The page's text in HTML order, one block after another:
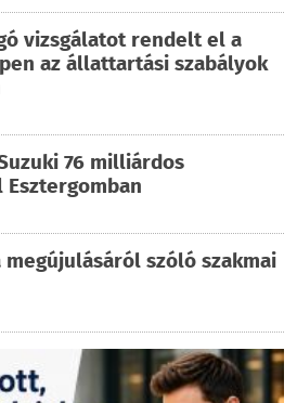
vizsgálatot rendelt el a
az állattartási szabályok
76 milliárdos
szóló szakmai